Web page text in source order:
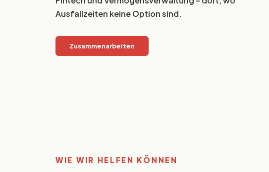
Ausfallzeiten keine Option sind.
Zusammenarbeiten
WIE WIR HELFEN KÖNNEN